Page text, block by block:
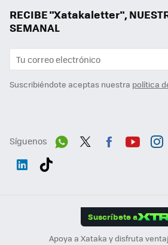
RECIBE "Xatakaletter",
SEMANAL
Suscribiéndote aceptas nuestra política
Síguenos
Suscríbete a
Apoya a Xataka y disfruta